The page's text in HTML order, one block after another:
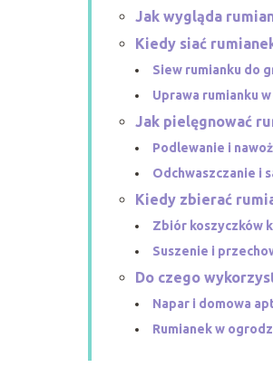
Jak wygląda
Kiedy siać
Siew rumianku do
Uprawa rumianku
Jak pielęgnować
Podlewanie i
Odchwaszczanie i
Kiedy zbierać
Zbiór koszyczków
Suszenie i
Do czego
Napar i domowa
Rumianek w